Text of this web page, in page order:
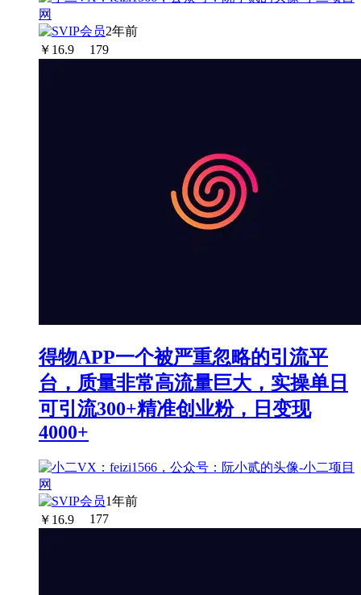
2年前
￥ 16.9 179
得物APP一个被严重忽略的引流平
台，质量非常高流量巨大，实操单日
可引流300+精准创业粉，日变现
4000+
1年前
￥ 16.9 177